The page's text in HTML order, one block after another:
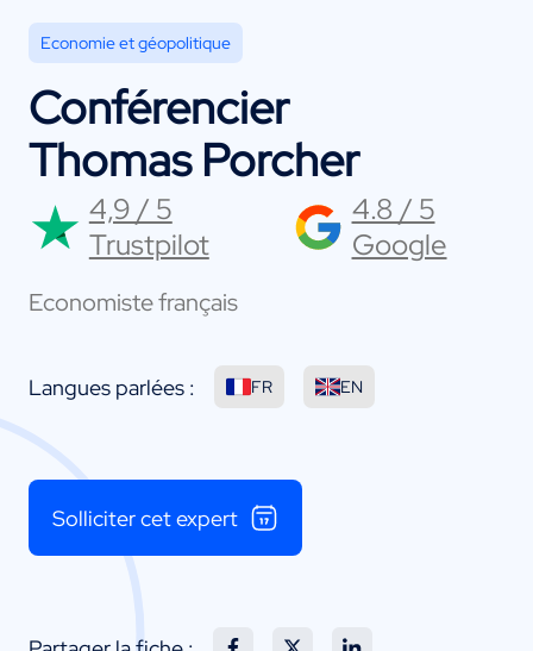
Economie et géopolitique
Conférencier
Thomas Porcher
4,9 / 5
Trustpilot
4.8 / 5
Google
Economiste français
Langues parlées : FR EN
Solliciter cet expert